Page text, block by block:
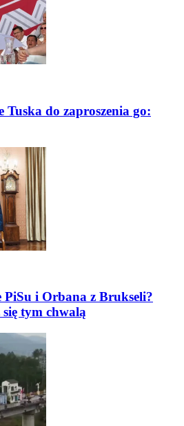
do zaproszenia go:
i Orbana z Brukseli?
tym chwalą